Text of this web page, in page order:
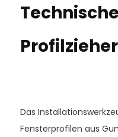
Profilzieher
Das
Fensterprofilen aus